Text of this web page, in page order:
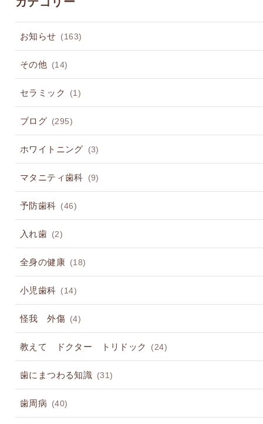
お知らせ (163)
その他 (14)
セラミック (1)
ブログ (295)
ホワイトニング (3)
マタニティ歯科 (9)
予防歯科 (46)
入れ歯 (2)
全身の健康 (18)
小児歯科 (14)
怪我 外傷 (4)
教えて ドクター トリドック (24)
歯にまつわる知識 (31)
歯周病 (40)